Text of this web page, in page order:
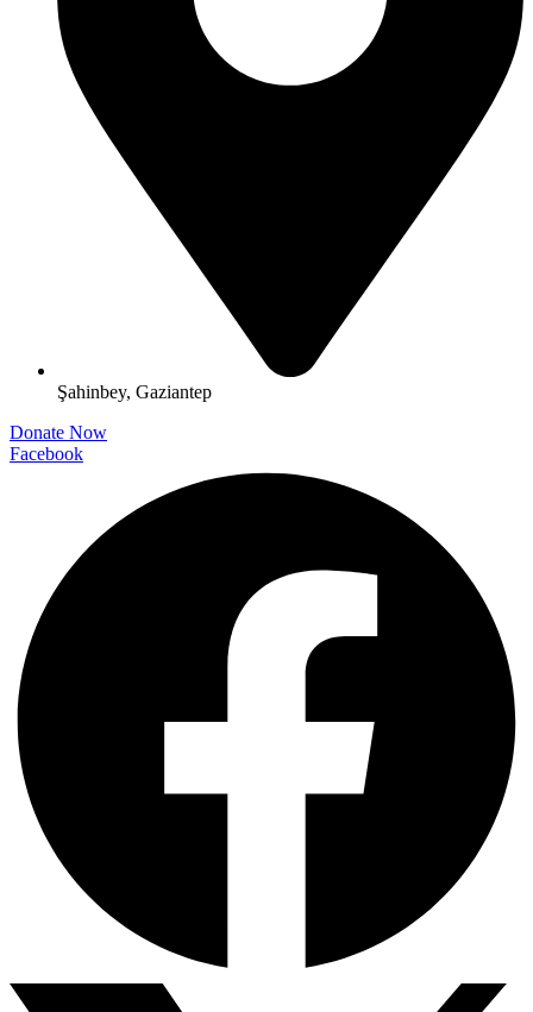
Şahinbey, Gaziantep
Donate Now
Facebook